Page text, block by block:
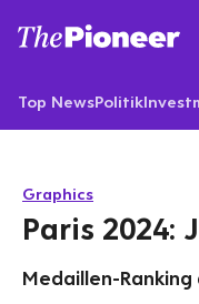
Top NewsPolitik
Graphics
Paris 2024:
Medaillen-Ranking